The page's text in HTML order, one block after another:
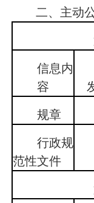
二、主动
第
信息内
容
规章
行政规
范性文件
第